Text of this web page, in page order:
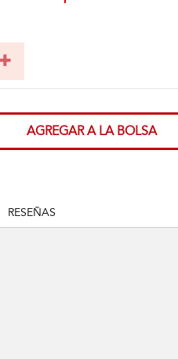
AGREGAR A LA BOLSA
RESEÑAS